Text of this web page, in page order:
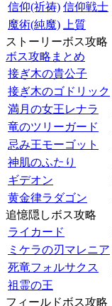
信仰(祈祷) 信仰戦士
魔術(純魔)
上質
ストーリーボス攻略
ボス攻略まとめ
接ぎ木の貴公子
接ぎ木のゴドリック
満月の女王レナラ
竜のツリーガード
忌み王モーゴット
神肌のふたり
ギデオン
黄金律ラダゴン
追憶隠しボス攻略
ライカード
ミケラの刃マレニア
死竜フォルサクス
祖霊の王
フィールドボス攻略